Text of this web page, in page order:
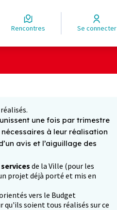
Rencontres Se connecter
une fois par trimestre
à leur réalisation
avis et l’aiguillage des
de la Ville (pour les
projet déjà porté et mis en
vers le Budget
soient tous réalisés sur ce